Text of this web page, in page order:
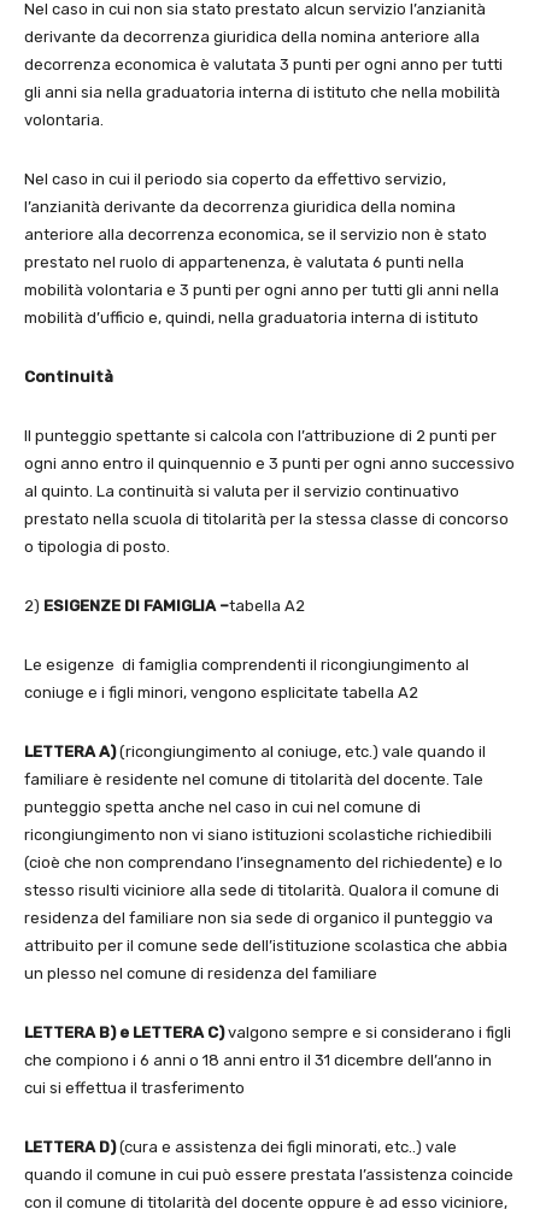
Nel caso in cui non sia stato prestato alcun servizio l’anzianità
derivante da decorrenza giuridica della nomina anteriore alla
decorrenza economica è valutata 3 punti per ogni anno per tutti
gli anni sia nella graduatoria interna di istituto che nella mobilità
volontaria.
Nel caso in cui il periodo sia coperto da effettivo servizio,
l’anzianità derivante da decorrenza giuridica della nomina
anteriore alla decorrenza economica, se il servizio non è stato
prestato nel ruolo di appartenenza, è valutata 6 punti nella
mobilità volontaria e 3 punti per ogni anno per tutti gli anni nella
mobilità d’ufficio e, quindi, nella graduatoria interna di istituto
Continuità
Il punteggio spettante si calcola con l’attribuzione di 2 punti per
ogni anno entro il quinquennio e 3 punti per ogni anno successivo
al quinto. La continuità si valuta per il servizio continuativo
prestato nella scuola di titolarità per la stessa classe di concorso
o tipologia di posto.
2) ESIGENZE DI FAMIGLIA –tabella A2
Le esigenze di famiglia comprendenti il ricongiungimento al
coniuge e i figli minori, vengono esplicitate tabella A2
LETTERA A)(ricongiungimento al coniuge, etc.) vale quando il
familiare è residente nel comune di titolarità del docente. Tale
punteggio spetta anche nel caso in cui nel comune di
ricongiungimento non vi siano istituzioni scolastiche richiedibili
(cioè che non comprendano l’insegnamento del richiedente) e lo
stesso risulti viciniore alla sede di titolarità. Qualora il comune di
residenza del familiare non sia sede di organico il punteggio va
attribuito per il comune sede dell’istituzione scolastica che abbia
un plesso nel comune di residenza del familiare
LETTERA B) e LETTERA C)valgono sempre e si considerano i figli
che compiono i 6 anni o 18 anni entro il 31 dicembre dell’anno in
cui si effettua il trasferimento
LETTERA D)(cura e assistenza dei figli minorati, etc..) vale
quando il comune in cui può essere prestata l’assistenza coincide
con il comune di titolarità del docente oppure è ad esso viciniore,